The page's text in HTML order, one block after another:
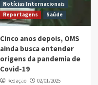
Notícias Internacionais
Reportagens
Saúde
Cinco anos depois, OMS
ainda busca entender
origens da pandemia de
Covid-19
Redação 02/01/2025